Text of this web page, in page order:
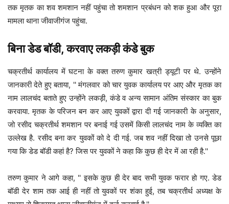
तक मृतक का शव शमशान नहीं पहुंचा तो शमशान प्रबंधन को शक हुआ और पूरा
मामला थाना जीवाजीगंज पहुंचा.
बिना डेड बॉडी, करवाए लकड़ी कंडे बुक
चक्रतीर्थ कार्यालय में घटना के वक्त तरुण कुमार खत्री ड्यूटी पर थे. उन्होंने
जानकारी देते हुए बताया, '' मंगलवार को चार युवक कार्यालय पर आए और मृतक का
नाम लालचंद बताते हुए उन्होंने लकड़ी, कंडे व अन्य सामान अंतिम संस्कार का बुक
करवाया. मृतक के परिजन बन कर आए युवकों द्वारा दी गई जानकारी के अनुसार,
जो रसीद चक्रतीर्थ शमशान पर बनाई गई उसमें किसी लालचंद नाम के व्यक्ति का
उल्लेख है. रसीद बना कर युवकों को दे दी गई. जब शव नहीं दिखा तो उनसे पूछा
गया कि डेड बॉडी कहां है? जिस पर युवकों ने कहा कि कुछ ही देर में आ रही है.''
तरुण कुमार ने आगे कहा, '' इसके कुछ ही देर बाद सभी युवक फरार हो गए. डेड
बॉडी देर शाम तक आई ही नहीं तो युवकों पर शंका हुई, तब चक्रतीर्थ अध्यक्ष के